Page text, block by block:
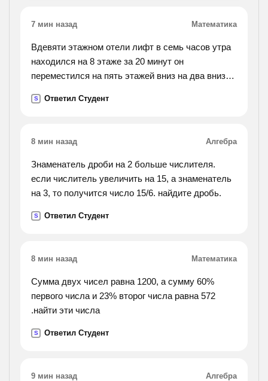
7 мин назад Математика
Вдевяти этажном отели лифт в семь часов утра
находился на 8 этаже за 20 минут он
переместился на пять этажей вниз на два вниз
вниз на каком этаже лифт ноходится после всех
этажа 2.7 метра?
S Ответил Студент
8 мин назад Алгебра
Знаменатель дроби на 2 больше числителя.
если числитель увеличить на 15, а знаменатель
на 3, то получится число 15/6. найдите дробь.
S Ответил Студент
8 мин назад Математика
Сумма двух чисел равна 1200, а сумму 60%
первого числа и 23% второг числа равна 572
.найти эти числа
S Ответил Студент
9 мин назад Алгебра